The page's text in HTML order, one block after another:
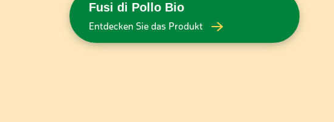
Fusi di Pollo Bio
Entdecken Sie das Produkt